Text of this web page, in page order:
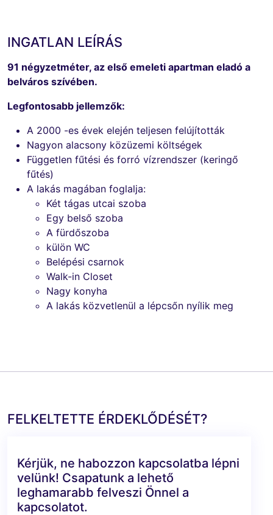
INGATLAN LEÍRÁS
91 négyzetméter, az első emeleti apartman eladó a
belváros szívében.
Legfontosabb jellemzők:
A 2000 -es évek elején teljesen felújították
Nagyon alacsony közüzemi költségek
Független fűtési és forró vízrendszer (keringő
fűtés)
A lakás magában foglalja:
Két tágas utcai szoba
Egy belső szoba
A fürdőszoba
külön WC
Belépési csarnok
Walk-in Closet
Nagy konyha
A lakás közvetlenül a lépcsőn nyílik meg
FELKELTETTE ÉRDEKLŐDÉSÉT?
Kérjük, ne habozzon kapcsolatba lépni
velünk! Csapatunk a lehető
leghamarabb felveszi Önnel a
kapcsolatot.